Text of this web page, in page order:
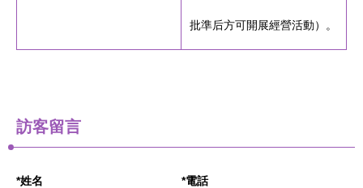
批準后方可開展經營活動）。
訪客留言
*姓名 *電話